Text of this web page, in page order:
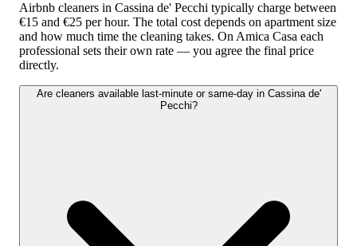
Airbnb cleaners in Cassina de' Pecchi typically charge between
€15 and €25 per hour. The total cost depends on apartment size
and how much time the cleaning takes. On Amica Casa each
professional sets their own rate — you agree the final price
directly.
Are cleaners available last-minute or same-day in Cassina de'
Pecchi?